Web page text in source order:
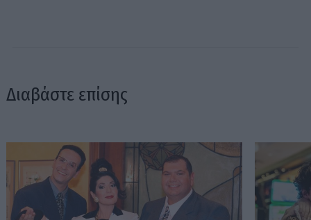
Διαβάστε επίσης